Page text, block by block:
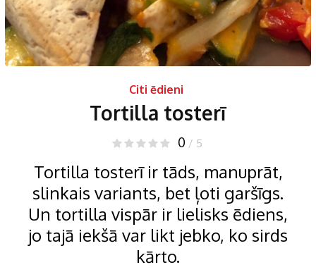
Citi ēdieni
Tortilla tosterī
0 / 5
Tortilla tosterī ir tāds, manuprāt,
slinkais variants, bet ļoti garšīgs.
Un tortilla vispār ir lielisks ēdiens,
jo tajā iekšā var likt jebko, ko sirds
kārto.